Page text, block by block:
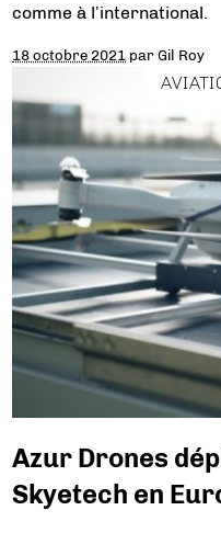
comme à l’international.
18 octobre 2021 parGil Roy
Azur Drones
Skyetech en